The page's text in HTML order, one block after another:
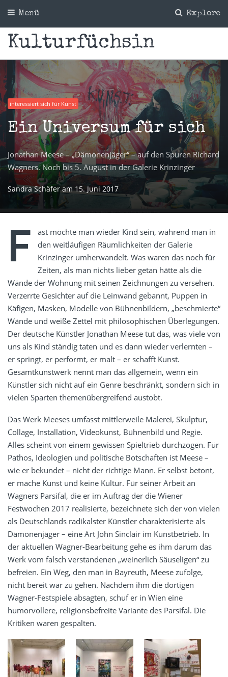
Explore
Menü
Kulturfüchsin
interessiert sich für Kunst
Ein Universum für sich
Jonathan Meese – „Dämonenjäger“ – auf den Spuren Richard
Wagners. Noch bis 5. August in der Galerie Krinzinger
Sandra Schäferam 15. Juni 2017
F
ast möchte man wieder Kind sein, während man in
den weitläufigen Räumlichkeiten der Galerie
Krinzinger umherwandelt. Was waren das noch für
Zeiten, als man nichts lieber getan hätte als die
Wände der Wohnung mit seinen Zeichnungen zu versehen.
Verzerrte Gesichter auf die Leinwand gebannt, Puppen in
Käfigen, Masken, Modelle von Bühnenbildern, „beschmierte“
Wände und weiße Zettel mit philosophischen Überlegungen.
Der deutsche Künstler Jonathan Meese tut das, was viele von
uns als Kind ständig taten und es dann wieder verlernten –
er springt, er performt, er malt – er schafft Kunst.
Gesamtkunstwerk nennt man das allgemein, wenn ein
Künstler sich nicht auf ein Genre beschränkt, sondern sich in
vielen Sparten themenübergreifend austobt.
Das Werk Meeses umfasst mittlerweile Malerei, Skulptur,
Collage, Installation, Videokunst, Bühnenbild und Regie.
Alles scheint von einem gewissen Spieltrieb durchzogen. Für
Pathos, Ideologien und politische Botschaften ist Meese –
wie er bekundet – nicht der richtige Mann. Er selbst betont,
er mache Kunst und keine Kultur. Für seiner Arbeit an
Wagners Parsifal, die er im Auftrag der die Wiener
Festwochen 2017 realisierte, bezeichnete sich der von vielen
als Deutschlands radikalster Künstler charakterisierte als
Dämonenjäger – eine Art John Sinclair im Kunstbetrieb. In
der aktuellen Wagner-Bearbeitung gehe es ihm darum das
Werk vom falsch verstandenen „weinerlich Säuseligen“ zu
befreien. Ein Weg, den man in Bayreuth, Meese zufolge,
nicht bereit war zu gehen. Nachdem ihm die dortigen
Wagner-Festspiele absagten, schuf er in Wien eine
humorvollere, religionsbefreite Variante des Parsifal. Die
Kritiken waren gespalten.